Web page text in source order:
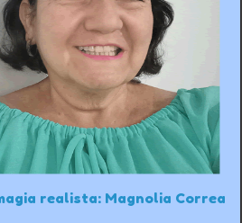
realista: Magnolia Correa